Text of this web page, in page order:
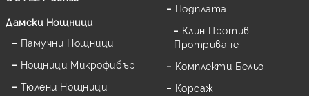
Дамски Нощници
Памучни Нощници
Нощници Микрофибър
Тюлени Нощници
Подплата
Клин Против
Протриване
Комплекти Бельо
Корсаж